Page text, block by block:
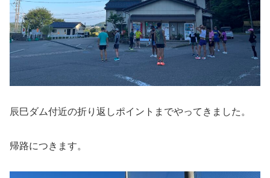
辰巳ダム付近の折り返しポイントまでやってきました。
帰路につきます。